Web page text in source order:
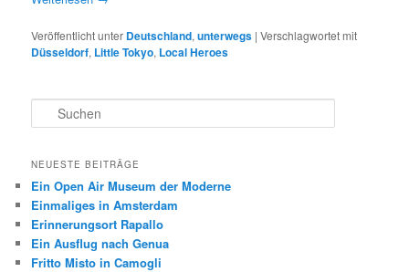
Veröffentlicht unter Deutschland,unterwegs |Verschlagwortet mit
Düsseldorf, Little Tokyo, Local Heroes
u
h
n
NEUESTE BEITRÄGE
Ein Open Air Museum der Moderne
Einmaliges in Amsterdam
Erinnerungsort Rapallo
Ein Ausflug nach Genua
Fritto Misto in Camogli